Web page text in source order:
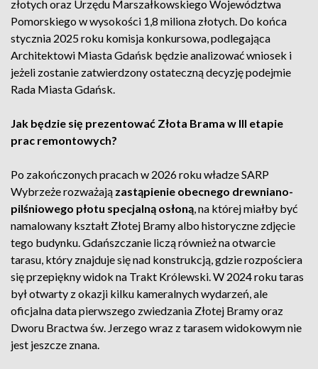
złotych oraz Urzędu Marszałkowskiego Województwa
Pomorskiego w wysokości 1,8 miliona złotych. Do końca
stycznia 2025 roku komisja konkursowa, podlegająca
Architektowi Miasta Gdańsk będzie analizować wniosek i
jeżeli zostanie zatwierdzony ostateczną decyzję podejmie
Rada Miasta Gdańsk.
Jak będzie się prezentować Złota Brama w III etapie
prac remontowych?
Po zakończonych pracach w 2026 roku władze SARP
Wybrzeże rozważają zastąpienie obecnego drewniano-
pilśniowego płotu specjalną osłoną, na której miałby być
namalowany kształt Złotej Bramy albo historyczne zdjęcie
tego budynku. Gdańszczanie liczą również na otwarcie
tarasu, który znajduje się nad konstrukcją, gdzie rozpościera
się przepiękny widok na Trakt Królewski. W 2024 roku taras
był otwarty z okazji kilku kameralnych wydarzeń, ale
oficjalna data pierwszego zwiedzania Złotej Bramy oraz
Dworu Bractwa św. Jerzego wraz z tarasem widokowym nie
jest jeszcze znana.